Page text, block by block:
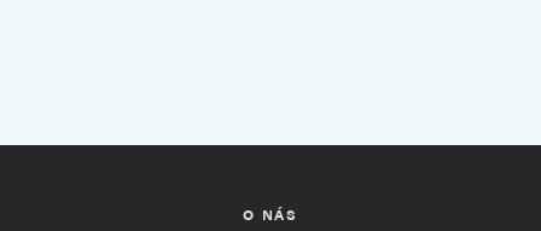
O NÁS